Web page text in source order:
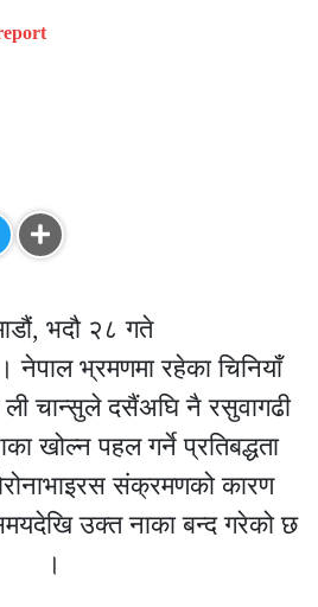
भदौ २८ गते
नेपाल भ्रमणमा रहेका चिनियाँ
चान्सुले दसैंअघि नै रसुवागढी
खोल्न पहल गर्ने प्रतिबद्धता
संक्रमणको कारण
उक्त नाका बन्द गरेको छ
।